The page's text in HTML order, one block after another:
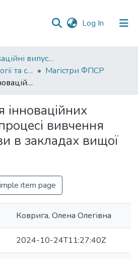
Log In (current)
01. Кваліфікаційні випускні роботи здобувачів вищої освіти
Факультет психології та соціальної роботи
Магістри ФПСР
Використання інноваційних технологій в процесі вивчення іноземної мови в закладах вищої освіти
інноваційних
вивчення
в закладах вищої
item page
Коврига, Олена Олегівна
2024-10-24T11:27:40Z